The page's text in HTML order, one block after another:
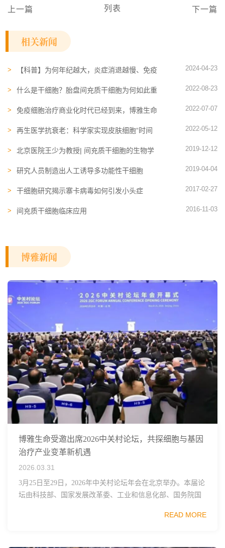
上一篇 列表 下一篇
相关新闻
【科普】为何年纪越大，炎症消退越慢、免疫
2024-04-23
什么是干细胞？胎盘间充质干细胞为何如此重
2022-08-23
免疫细胞​治疗商业化时代已经到来，博雅生命
2022-07-07
再生医学抗衰老：科学家实现皮肤细胞“时间
2022-05-12
北京医院王少为教授| 间充质干细胞的生物学
2019-12-12
研究人员制造出人工诱导多功能性干细胞 2019-04-04
干细胞研究揭示寨卡病毒如何引发小头症 2017-02-27
间充质干细胞临床应用 2016-11-03
博雅新闻
博雅生命受邀出席2026中关村论坛，共探细胞与基因
治疗产业变革新机遇
2026.03.31
3月25日至29日，2026年中关村论坛年会在北京举办。本届论
坛由科技部、国家发展改革委、工业和信息化部、国务院国
READ MORE